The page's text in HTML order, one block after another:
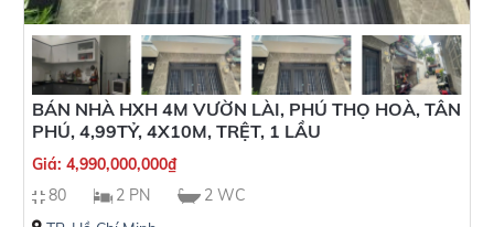
BÁN NHÀ HXH 4M VƯỜN LÀI, PHÚ THỌ HOÀ, TÂN
PHÚ, 4,99TỶ, 4X10M, TRỆT, 1 LẦU
Giá: 4,990,000,000₫
80
2 PN 2 WC